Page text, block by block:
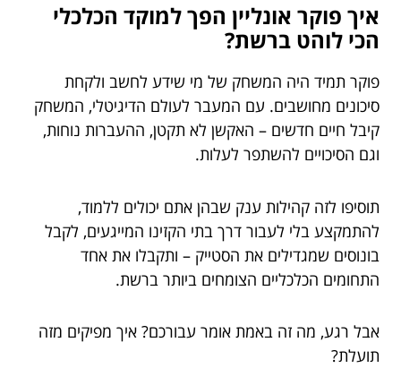
איך פוקר אונליין הפך למוקד הכלכלי
הכי לוהט ברשת?
פוקר תמיד היה המשחק של מי שידע לחשב ולקחת
סיכונים מחושבים. עם המעבר לעולם הדיגיטלי, המשחק
קיבל חיים חדשים – האקשן לא תקטן, ההעברות נוחות,
וגם הסיכויים להשתפר לעלות.
תוסיפו לזה קהילות ענק שבהן אתם יכולים ללמוד,
להתמקצע בלי לעבור דרך בתי הקזינו המייגעים, לקבל
בונוסים שמגדילים את הסטייק – ותקבלו את אחד
התחומים הכלכליים הצומחים ביותר ברשת.
אבל רגע, מה זה באמת אומר עבורכם? איך מפיקים מזה
תועלת?